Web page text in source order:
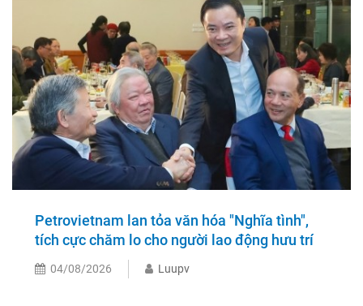
Petrovietnam lan tỏa văn hóa "Nghĩa tình",
tích cực chăm lo cho người lao động hưu trí
04/08/2026 Luupv